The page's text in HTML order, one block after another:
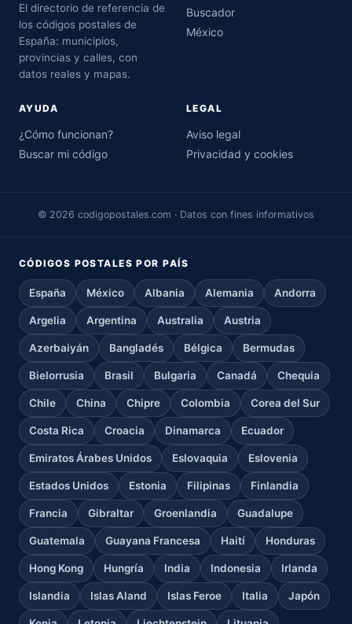
El directorio de referencia de
los códigos postales de
España: municipios,
provincias y calles, con
datos reales y mapas.
Buscador
México
AYUDA
¿Cómo funcionan?
Buscar mi código
LEGAL
Aviso legal
Privacidad y cookies
© 2026 codigopostales.com · Datos con fines informativos
CÓDIGOS POSTALES POR PAÍS
España México Albania Alemania Andorra
Argelia Argentina Australia Austria
Azerbaiyán Bangladés Bélgica Bermudas
Bielorrusia Brasil Bulgaria Canadá Chequia
Chile China Chipre Colombia Corea del Sur
Costa Rica Croacia Dinamarca Ecuador
Emiratos Árabes Unidos Eslovaquia Eslovenia
Estados Unidos Estonia Filipinas Finlandia
Francia Gibraltar Groenlandia Guadalupe
Guatemala Guayana Francesa Haití Honduras
Hong Kong Hungría India Indonesia Irlanda
Islandia Islas Aland Islas Feroe Italia Japón